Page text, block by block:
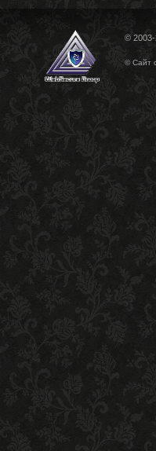
©
© Сайт